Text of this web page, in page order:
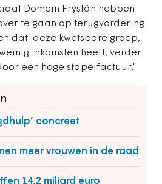
Domein Fryslân hebben
te gaan op terugvordering.
dat deze kwetsbare groep,
inkomsten heeft, verder
een hoge stapelfactuur.’
concreet
meer vrouwen in de raad
14,2 miljard euro